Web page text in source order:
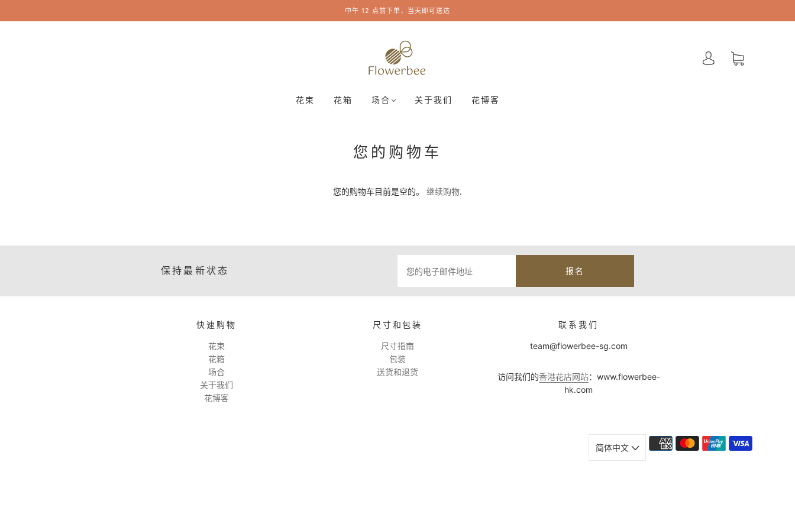
中午 12 点前下单，当天即可送达
花束 花箱 场合 关于我们 花博客
您的购物车
您的购物车目前是空的。 继续购物.
保持最新状态 报名
快速购物
花束
花箱
场合
关于我们
花博客
尺寸和包装
尺寸指南
包装
送货和退货
联系我们
team@flowerbee-sg.com
访问我们的香港花店网站：www.flowerbee-
hk.com
简体中文